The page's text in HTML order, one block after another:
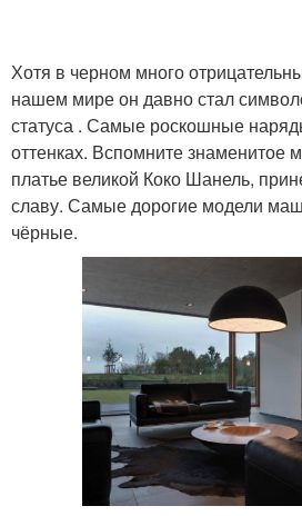
Хотя в черном много
нашем мире он давно стал
статуса . Самые роскошные
оттенках. Вспомните знаменитое
платье великой Коко Шанель,
славу. Самые дорогие модели
чёрные.